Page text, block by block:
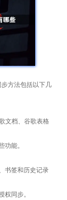
方法包括以下几
文档、谷歌表格
能。
书签和历史记录
同步。